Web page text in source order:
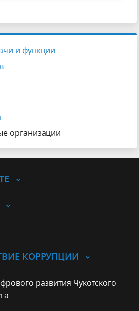
и функции
организации
КОРРУПЦИИ
развития Чукотского